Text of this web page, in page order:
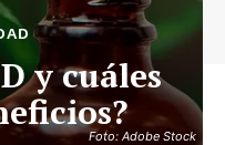
Foto: Adobe Stock
y cuáles